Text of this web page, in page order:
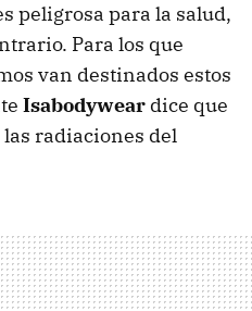
peligrosa para la salud,
Para los que
van destinados estos
Isabodywear dice que
radiaciones del